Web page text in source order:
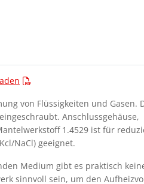
von Flüssigkeiten und Gasen.
Anschlussgehäuse,
1.4529 ist für
NaCl) geeignet.
Medium gibt es praktisch
sinnvoll sein, um den